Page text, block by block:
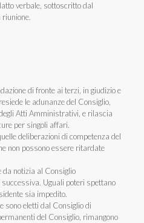
verbale, sottoscritto dal
riunione.
di fronte ai terzi, in giudizio e
le adunanze del Consiglio,
Atti Amministrativi, e rilascia
per singoli affari.
deliberazioni di competenza del
non possono essere ritardate
da notizia al Consiglio
Uguali poteri spettano
sia impedito.
sono eletti dal Consiglio di
del Consiglio, rimangono